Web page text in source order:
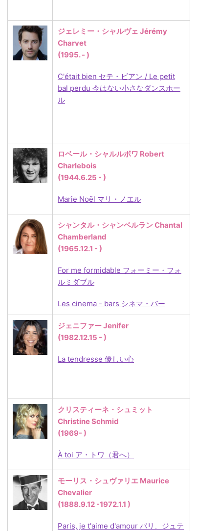
ジェレミー・シャルヴェ Jérémy
Charvet
(1995. - )
C'était bien セテ・ビアン / Le petit
bal perdu 今はない小さなダンスホー
ル
ロベール・シャルルボワ Robert
Charlebois
(1944.6.25 - )
Marie Noël マリ・ノエル
シャンタル・シャンベルラン Chantal
Chamberland
(1965.12.1 - )
For me formidable フォーミー・フォ
ルミダブル
Les cinema - bars シネマ・バー
ジェニファー Jenifer
(1982.12.15 - )
La tendresse 優しい心
クリスティーネ・シュミット
Christine Schmid
(1969- )
À toi ア・トワ（君へ）
モーリス・シュヴァリエ Maurice
Chevalier
(1888.9.12 -1972.1.1 )
Paris, je t'aime d'amour パリ、ジュテ